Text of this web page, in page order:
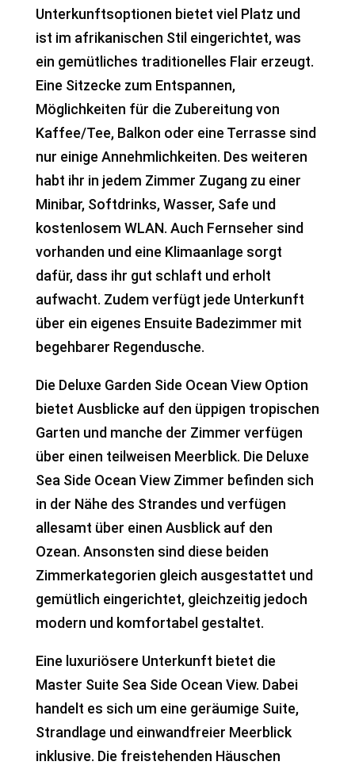
Unterkunftsoptionen bietet viel Platz und
ist im afrikanischen Stil eingerichtet, was
ein gemütliches traditionelles Flair erzeugt.
Eine Sitzecke zum Entspannen,
Möglichkeiten für die Zubereitung von
Kaffee/Tee, Balkon oder eine Terrasse sind
nur einige Annehmlichkeiten. Des weiteren
habt ihr in jedem Zimmer Zugang zu einer
Minibar, Softdrinks, Wasser, Safe und
kostenlosem WLAN. Auch Fernseher sind
vorhanden und eine Klimaanlage sorgt
dafür, dass ihr gut schlaft und erholt
aufwacht. Zudem verfügt jede Unterkunft
über ein eigenes Ensuite Badezimmer mit
begehbarer Regendusche.
Die Deluxe Garden Side Ocean View Option
bietet Ausblicke auf den üppigen tropischen
Garten und manche der Zimmer verfügen
über einen teilweisen Meerblick. Die Deluxe
Sea Side Ocean View Zimmer befinden sich
in der Nähe des Strandes und verfügen
allesamt über einen Ausblick auf den
Ozean. Ansonsten sind diese beiden
Zimmerkategorien gleich ausgestattet und
gemütlich eingerichtet, gleichzeitig jedoch
modern und komfortabel gestaltet.
Eine luxuriösere Unterkunft bietet die
Master Suite Sea Side Ocean View. Dabei
handelt es sich um eine geräumige Suite,
Strandlage und einwandfreier Meerblick
inklusive. Die freistehenden Häuschen